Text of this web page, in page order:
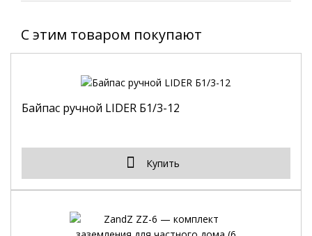
C этим товаром покупают
Байпас ручной LIDER Б1/3-12
Купить